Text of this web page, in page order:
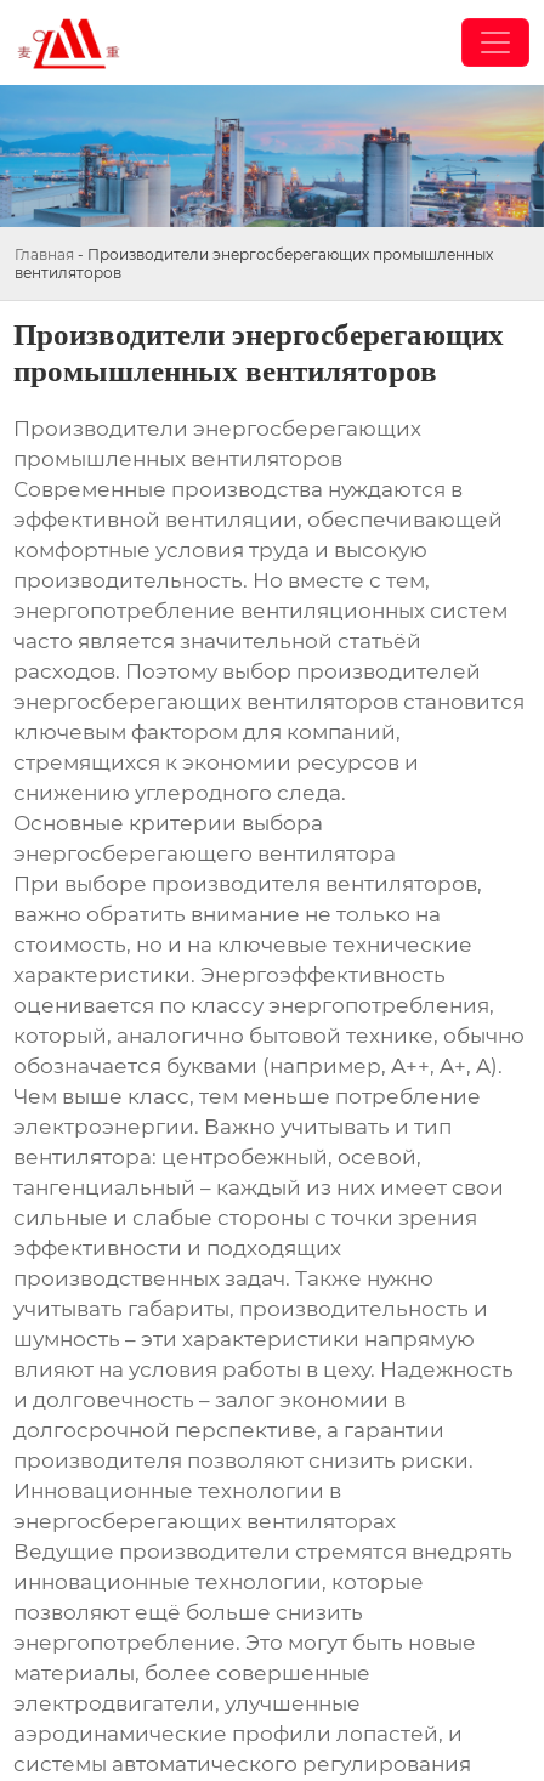
Главная - Производители энергосберегающих промышленных
вентиляторов
Производители энергосберегающих
промышленных вентиляторов
Производители энергосберегающих
промышленных вентиляторов
Современные производства нуждаются в
эффективной вентиляции, обеспечивающей
комфортные условия труда и высокую
производительность. Но вместе с тем,
энергопотребление вентиляционных систем
часто является значительной статьёй
расходов. Поэтому выбор производителей
энергосберегающих вентиляторов становится
ключевым фактором для компаний,
стремящихся к экономии ресурсов и
снижению углеродного следа.
Основные критерии выбора
энергосберегающего вентилятора
При выборе производителя вентиляторов,
важно обратить внимание не только на
стоимость, но и на ключевые технические
характеристики. Энергоэффективность
оценивается по классу энергопотребления,
который, аналогично бытовой технике, обычно
обозначается буквами (например, A++, A+, A).
Чем выше класс, тем меньше потребление
электроэнергии. Важно учитывать и тип
вентилятора: центробежный, осевой,
тангенциальный – каждый из них имеет свои
сильные и слабые стороны с точки зрения
эффективности и подходящих
производственных задач. Также нужно
учитывать габариты, производительность и
шумность – эти характеристики напрямую
влияют на условия работы в цеху. Надежность
и долговечность – залог экономии в
долгосрочной перспективе, а гарантии
производителя позволяют снизить риски.
Инновационные технологии в
энергосберегающих вентиляторах
Ведущие производители стремятся внедрять
инновационные технологии, которые
позволяют ещё больше снизить
энергопотребление. Это могут быть новые
материалы, более совершенные
электродвигатели, улучшенные
аэродинамические профили лопастей, и
системы автоматического регулирования